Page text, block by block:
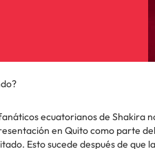
ecuatorianos de Shakira
en Quito como parte
Esto sucede después de